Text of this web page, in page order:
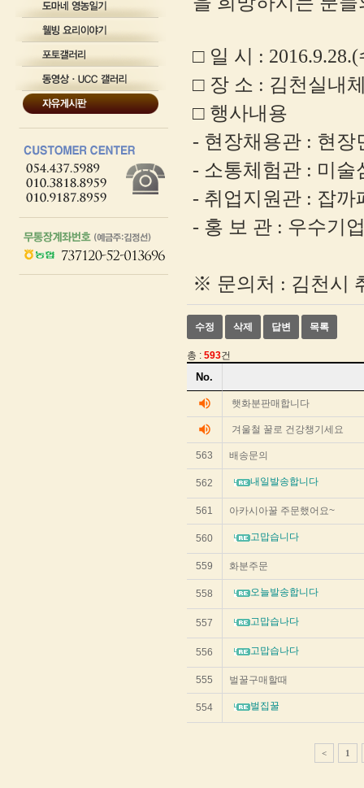
게
위
테
이
다.
□ 일 시 : 2016.9.28.(
□ 장 소 : 김천실내
□ 행사내용
- 현장채용관 : 현장
- 소통체험관 : 미술
- 취업지원관 : 잡까
- 홍 보 관 : 우수기
※ 문의처 : 김천시
수정 삭제 답변 목록
총 : 593건
게
리
트
순
번
목
성
작
성
조
회
수
를
리
트
한
No.
volume_up 햇화분판매합니다
volume_up 겨울철 꿀로 건강챙기세요
563 배송문의
562 내일발송합니다
561 아카시아꿀 주문했어요~
560 고맙습니다
559 화분주문
558 오늘발송합니다
557 고맙습나다
556 고맙습나다
555 벌꿀구매할때
554 벌집꿀
< 1